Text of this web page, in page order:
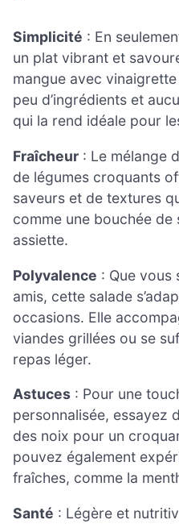
Simplicité : En
un plat vibrant et
mangue avec
peu d’ingrédients et
qui la rend idéale pour
Fraîcheur : Le mélange
de légumes croquants
saveurs et de textures
comme une bouchée de
assiette.
Polyvalence : Que vous
amis, cette salade
occasions. Elle
viandes grillées ou se
repas léger.
Astuces : Pour une
personnalisée, essayez
des noix pour un
pouvez également
fraîches, comme la
Santé : Légère et